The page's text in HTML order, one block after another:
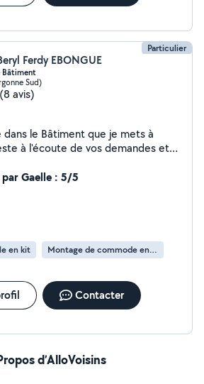
Particulier
Ferdy EBONGUE
Sud)
(8 avis)
dans le Bâtiment que je mets à
à l'écoute de vos demandes et
ma priorité.
Gaelle : 5/5
en kit Montage de commode en kit
Contacter
d’AlloVoisins